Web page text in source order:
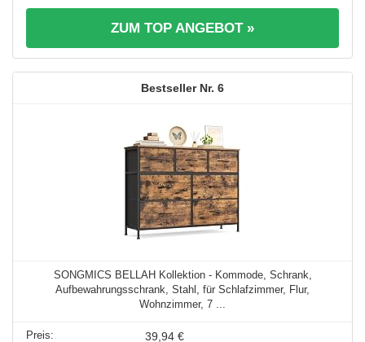
ZUM TOP ANGEBOT »
6
SONGMICS BELLAH Kollektion - Kommode, Schrank,
Aufbewahrungsschrank, Stahl, für Schlafzimmer, Flur,
Wohnzimmer, 7 ...
39,94 €